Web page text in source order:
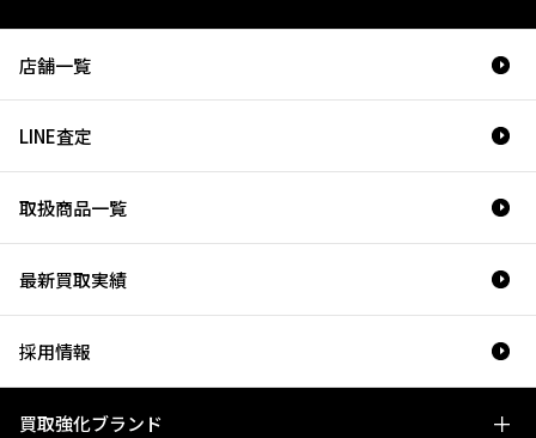
店舗一覧
LINE査定
取扱商品一覧
最新買取実績
採用情報
買取強化ブランド